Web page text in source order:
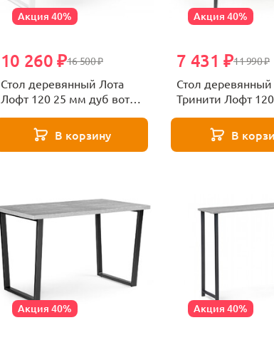
Акция 40%
16 500 ₽
10 260 ₽
Стол деревянный Лота
Лофт 120 25 мм дуб вотан
В корзину
Акция 40%
11 990 ₽
7 431 ₽
Стол деревянный
Тринити Лофт
В
Акция 40% Акция 40%